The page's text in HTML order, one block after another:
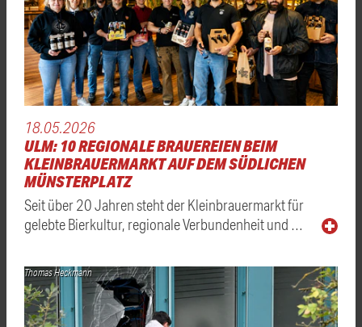
18.05.2026
ULM: 10 REGIONALE BRAUEREIEN BEIM
KLEINBRAUERMARKT AUF DEM SÜDLICHEN
MÜNSTERPLATZ
Seit über 20 Jahren steht der Kleinbrauermarkt für
gelebte Bierkultur, regionale Verbundenheit und …
Thomas Heckmann